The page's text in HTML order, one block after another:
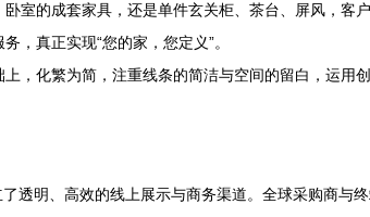
室的成套家具，还是单件玄关柜、茶台、屏风，
，真正实现“您的家，您定义”。
，化繁为简，注重线条的简洁与空间的留白，运
透明、高效的线上展示与商务渠道。全球采购商与